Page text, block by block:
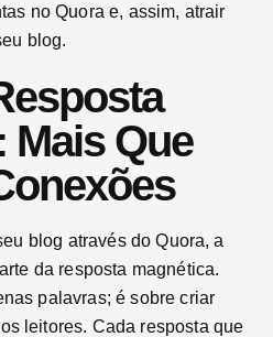
no Quora e, assim, atrair
blog.
Mais Que
blog através do Quora, a
da resposta magnética.
palavras; é sobre criar
leitores. Cada resposta que